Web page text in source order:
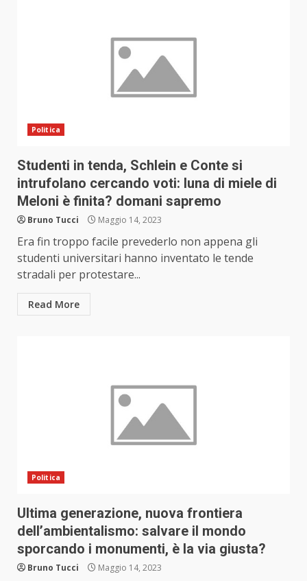
Politica
Studenti in tenda, Schlein e Conte si
intrufolano cercando voti: luna di miele di
Meloni è finita? domani sapremo
Bruno Tucci Maggio 14, 2023
Era fin troppo facile prevederlo non appena gli
studenti universitari hanno inventato le tende
stradali per protestare...
Read More
Politica
Ultima generazione, nuova frontiera
dell’ambientalismo: salvare il mondo
sporcando i monumenti, è la via giusta?
Bruno Tucci Maggio 14, 2023